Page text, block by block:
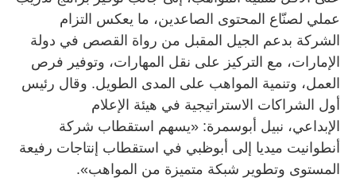
عملي لصنّاع المحتوى الصاعدين، ما يعكس التزام
الشركة بدعم الجيل المقبل من رواة القصص في دولة
الإمارات، مع التركيز على نقل المهارات، وتوفير فرص
العمل، وتنمية المواهب على المدى الطويل. وقال رئيس
أول الشراكات الاستراتيجية في هيئة الإعلام
الإبداعي، نبيل أبوسمرة: «يسهم استقطاب شركة
أنطوانيت ميديا إلى أبوظبي في استقطاب إنتاجات رفيعة
المستوى وتطوير شبكة متميزة من المواهب».